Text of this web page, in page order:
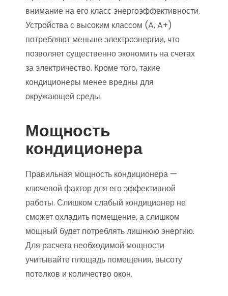
внимание на его класс энергоэффективности.
Устройства с высоким классом (A, A+)
потребляют меньше электроэнергии, что
позволяет существенно экономить на счетах
за электричество. Кроме того, такие
кондиционеры менее вредны для
окружающей среды.
Мощность
кондиционера
Правильная мощность кондиционера —
ключевой фактор для его эффективной
работы. Слишком слабый кондиционер не
сможет охладить помещение, а слишком
мощный будет потреблять лишнюю энергию.
Для расчета необходимой мощности
учитывайте площадь помещения, высоту
потолков и количество окон.